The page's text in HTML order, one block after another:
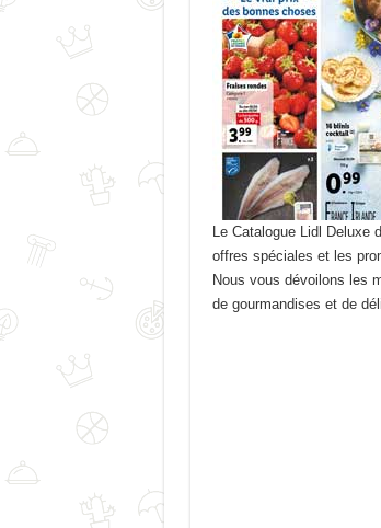
Le Catalogue Lidl Deluxe
offres spéciales et les
Nous vous dévoilons les
de gourmandises et de